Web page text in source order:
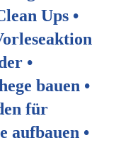
Ups •
•
bauen •
für
aufbauen •